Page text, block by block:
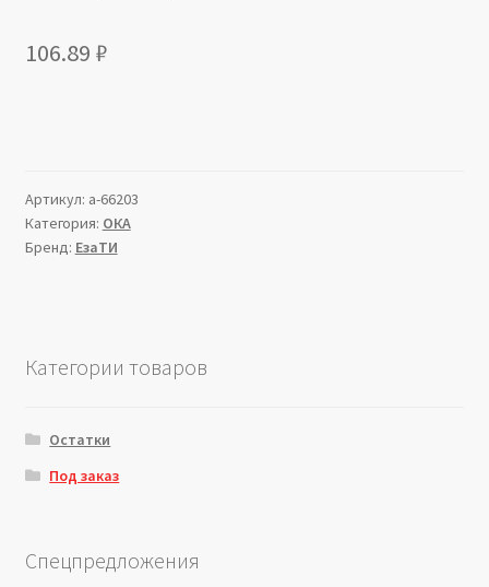
106.89 ₽
Артикул: a-66203
Категория: ОКА
Бренд: ЕзаТИ
Категории товаров
Остатки
Под заказ
Спецпредложения